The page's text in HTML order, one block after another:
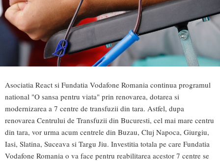
Asociatia React si Fundatia Vodafone Romania continua programul
national "O sansa pentru viata" prin renovarea, dotarea si
modernizarea a 7 centre de transfuzii din tara. Astfel, dupa
renovarea Centrului de Transfuzii din Bucuresti, cel mai mare centru
din tara, vor urma acum centrele din Buzau, Cluj Napoca, Giurgiu,
Iasi, Slatina, Suceava si Targu Jiu. Investitia totala pe care Fundatia
Vodafone Romania o va face pentru reabilitarea acestor 7 centre se